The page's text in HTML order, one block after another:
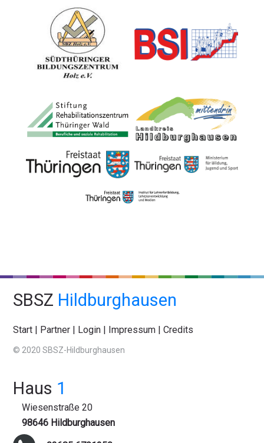
SBSZ Hildburghausen
Start | Partner | Login | Impressum |Credits
© 2020 SBSZ-Hildburghausen
Haus 1
Wiesenstraße 20
98646 Hildburghausen